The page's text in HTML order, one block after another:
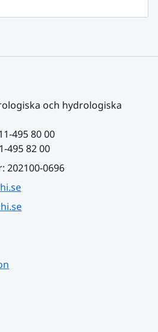
och hydrologiska
495 80 00
495 82 00
202100-0696